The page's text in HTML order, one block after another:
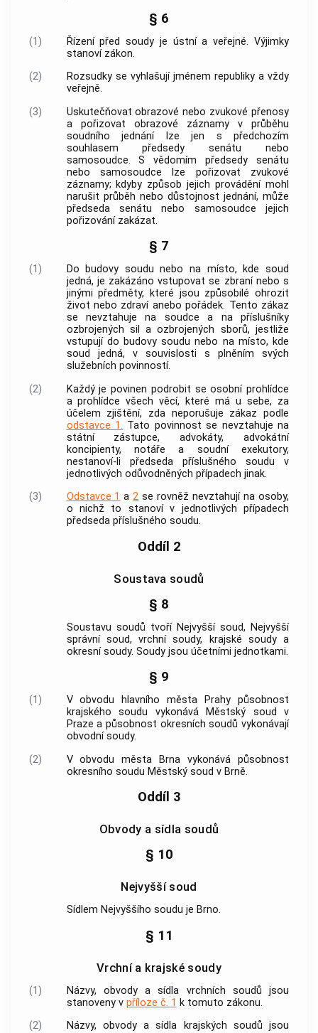
§ 6
(1)
Řízení před soudy je ústní a veřejné. Výjimky
stanoví zákon.
(2)
Rozsudky se vyhlašují jménem republiky a vždy
veřejně.
(3)
Uskutečňovat obrazové nebo zvukové přenosy
a pořizovat obrazové záznamy v průběhu
soudního jednání lze jen s předchozím
souhlasem předsedy senátu nebo
samosoudce. S vědomím předsedy senátu
nebo samosoudce lze pořizovat zvukové
záznamy; kdyby způsob jejich provádění mohl
narušit průběh nebo důstojnost jednání, může
předseda senátu nebo samosoudce jejich
pořizování zakázat.
§ 7
(1)
Do budovy soudu nebo na místo, kde soud
jedná, je zakázáno vstupovat se zbraní nebo s
jinými předměty, které jsou způsobilé ohrozit
život nebo zdraví anebo pořádek. Tento zákaz
se nevztahuje na soudce a na příslušníky
ozbrojených sil a ozbrojených sborů, jestliže
vstupují do budovy soudu nebo na místo, kde
soud jedná, v souvislosti s plněním svých
služebních povinností.
(2)
Každý je povinen podrobit se osobní prohlídce
a prohlídce všech věcí, které má u sebe, za
účelem zjištění, zda neporušuje zákaz podle
odstavce 1. Tato povinnost se nevztahuje na
státní zástupce,advokáty,advokátní
koncipienty, notáře a soudní exekutory,
nestanoví-li předseda příslušného soudu v
jednotlivých odůvodněných případech jinak.
(3)
Odstavce 1 a2 se rovněž nevztahují na osoby,
o nichž to stanoví v jednotlivých případech
předseda příslušného soudu.
Oddíl 2
Soustava soudů
§ 8
Soustavu soudů tvoří Nejvyšší soud, Nejvyšší
správní soud, vrchní soudy, krajské soudy a
okresní soudy. Soudy jsou účetními jednotkami.
§ 9
(1)
V obvodu hlavního města Prahy působnost
krajského soudu vykonává Městský soud v
Praze a působnost okresních soudů vykonávají
obvodní soudy.
(2)
V obvodu města Brna vykonává působnost
okresního soudu Městský soud v Brně.
Oddíl 3
Obvody a sídla soudů
§ 10
Nejvyšší soud
Sídlem Nejvyššího soudu je Brno.
§ 11
Vrchní a krajské soudy
(1)
Názvy, obvody a sídla vrchních soudů jsou
stanoveny v příloze č. 1 k tomuto zákonu.
(2)
Názvy, obvody a sídla krajských soudů jsou